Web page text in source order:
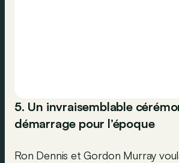
5. Un invraisemblable
démarrage pour l’époque
Ron Dennis et Gordon Murray